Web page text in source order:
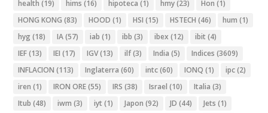
health (19) hims (16) hipoteca (1) hmy(23) Hon (1)
HONG KONG (83) HOOD (1) HSI (15) HSTECH (46) hum (1)
hyg (18) IA(57) iab (1) ibb (3) ibex (12) ibit (4)
IEF(13) IEI (17) IGV(13) ilf(3) India (5) Indices (3609)
INFLACION (113) Inglaterra (60) intc(60) IONQ (1) ipc(2)
iren (1) IRON ORE(55) IRS (38) Israel (10) Italia (3)
Itub (48) iwm (3) iyt (1) Japon (92) JD (44) Jets (1)